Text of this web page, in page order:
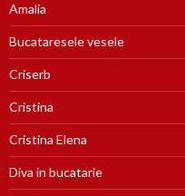
Amalia
Bucataresele vesele
Criserb
Cristina
Cristina Elena
Diva in bucatarie